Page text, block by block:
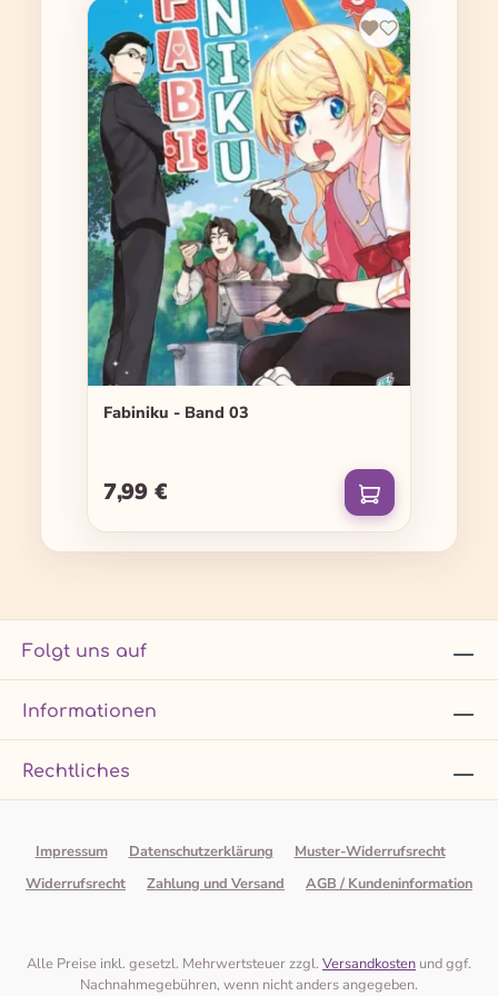
Fabiniku - Band 03
Regulärer Preis:
7,99 €
Folgt uns auf
Informationen
Rechtliches
Impressum Datenschutzerklärung
Muster-Widerrufsrecht
Widerrufsrecht
Zahlung und Versand AGB / Kundeninformation
Alle Preise inkl. gesetzl. Mehrwertsteuer zzgl. Versandkosten und ggf.
Nachnahmegebühren, wenn nicht anders angegeben.